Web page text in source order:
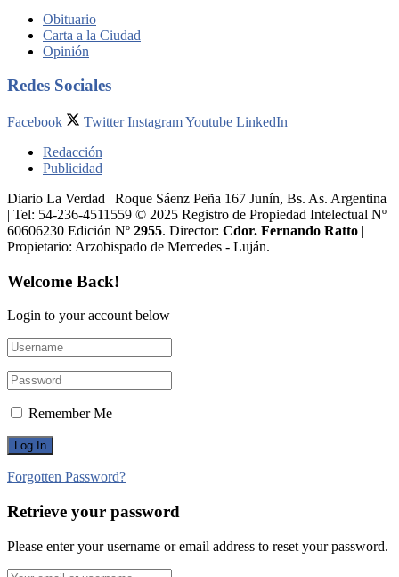
Obituario
Carta a la Ciudad
Opinión
Redes Sociales
Facebook Twitter InstagramYoutube LinkedIn
Redacción
Publicidad
Diario La Verdad | Roque Sáenz Peña 167 Junín, Bs. As. Argentina
| Tel: 54-236-4511559 © 2025 Registro de Propiedad Intelectual Nº
60606230 Edición Nº 2955. Director:​ Cdor. Fernando Ratto |
Propietario:​ Arzobispado de Mercedes - Luján.
Welcome Back!
Login to your account below
Remember Me
Forgotten Password?
Retrieve your password
Please enter your username or email address to reset your password.